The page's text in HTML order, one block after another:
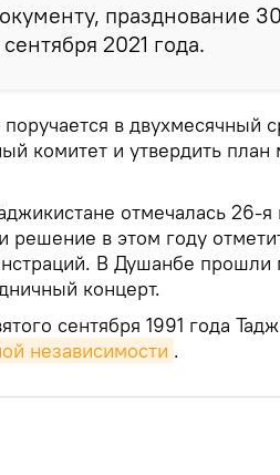
празднование
2021 года.
в двухмесячный
комитет и утвердить план
отмечалась 26-
решение в этом году
В Душанбе прошли
концерт.
сентября 1991 года
независимости .